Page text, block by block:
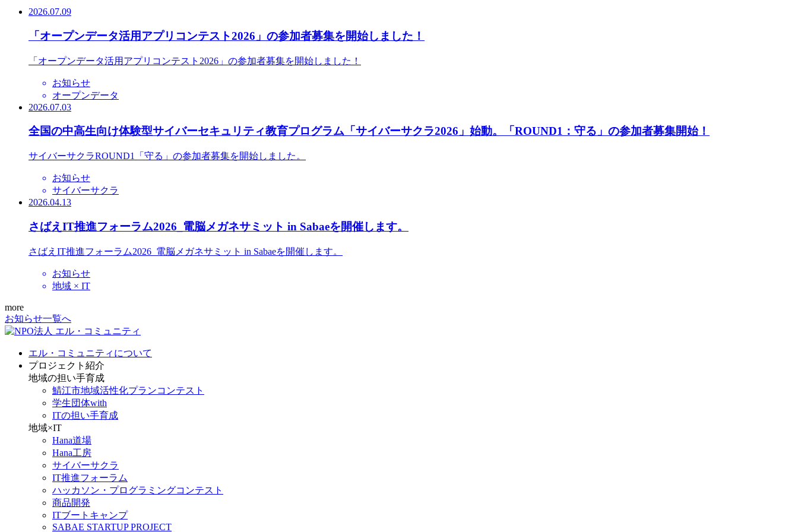
2026.07.09
「オープンデータ活用アプリコンテスト2026」の参加者募集を開始しました！
「オープンデータ活用アプリコンテスト2026」の参加者募集を開始しました！
お知らせ
オープンデータ
2026.07.03
全国の中高生向け体験型サイバーセキュリティ教育プログラム「サイバーサクラ2026」始動。「ROUND1：守る」の参加者募集開始！
サイバーサクラROUND1「守る」の参加者募集を開始しました。
お知らせ
サイバーサクラ
2026.04.13
さばえIT推進フォーラム2026_電脳メガネサミット in Sabaeを開催します。
さばえIT推進フォーラム2026_電脳メガネサミット in Sabaeを開催します。
お知らせ
地域 × IT
more
お知らせ一覧へ
エル・コミュニティについて
プロジェクト紹介
地域の担い手育成
鯖江市地域活性化プランコンテスト
学生団体with
ITの担い手育成
地域×IT
Hana道場
Hana工房
サイバーサクラ
IT推進フォーラム
ハッカソン・プログラミングコンテスト
商品開発
ITブートキャンプ
SABAE STARTUP PROJECT